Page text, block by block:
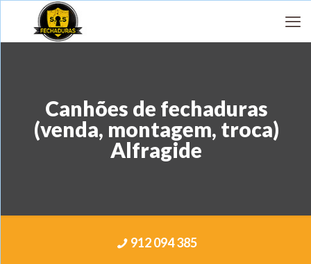
Canhões de fechaduras
(venda, montagem, troca)
Alfragide
912 094 385